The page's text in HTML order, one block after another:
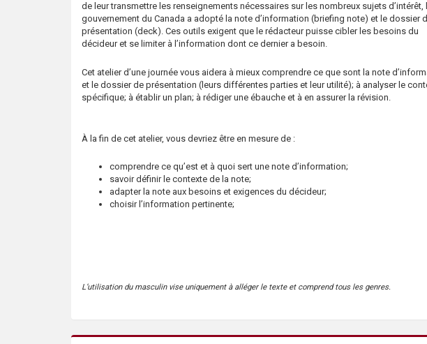
de leur transmettre les renseignements nécessaires sur les nombreux sujets d’intérêt,
gouvernement du Canada a adopté la note d’information (briefing note) et le dossier
présentation (deck). Ces outils exigent que le rédacteur puisse cibler les besoins du
décideur et se limiter à l’information dont ce dernier a besoin.
Cet atelier d’une journée vous aidera à mieux comprendre ce que sont la note
et le dossier de présentation (leurs différentes parties et leur utilité); à analyser le
spécifique; à établir un plan; à rédiger une ébauche et à en assurer la révision.
À la fin de cet atelier, vous devriez être en mesure de :
comprendre ce qu’est et à quoi sert une note d’information;
savoir définir le contexte de la note;
adapter la note aux besoins et exigences du décideur;
choisir l’information pertinente;
L’utilisation du masculin vise uniquement à alléger le texte et comprend tous les genres.